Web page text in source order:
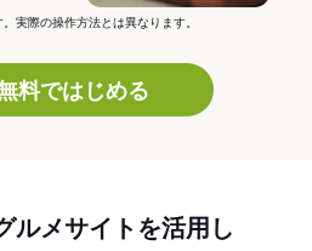
実際の操作方法とは異なります。
料ではじめる
ルメサイトを活用し